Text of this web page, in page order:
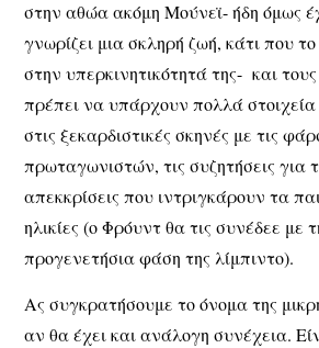
στην αθώα ακόμη Μούνεϊ- ήδη όμως
γνωρίζει μια σκληρή ζωή, κάτι που
στην υπερκινητικότητά της- και
πρέπει να υπάρχουν πολλά
στις ξεκαρδιστικές σκηνές με τις
πρωταγωνιστών, τις συζητήσεις για
απεκκρίσεις που ιντριγκάρουν τα
ηλικίες (o Φρόυντ θα τις συνέδεε με
προγενετήσια φάση της λίμπιντο).
Ας συγκρατήσουμε το όνομα της
αν θα έχει και ανάλογη συνέχεια.